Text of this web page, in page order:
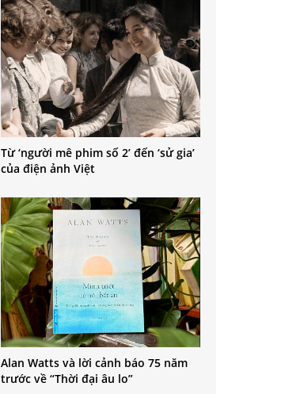
Từ ‘người mê phim số 2’ đến ‘sử gia’
của điện ảnh Việt
Alan Watts và lời cảnh báo 75 năm
trước về “Thời đại âu lo”